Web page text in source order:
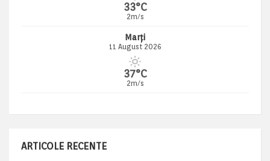
33°C
2m/s
Marți
11 August 2026
37°C
2m/s
ARTICOLE RECENTE